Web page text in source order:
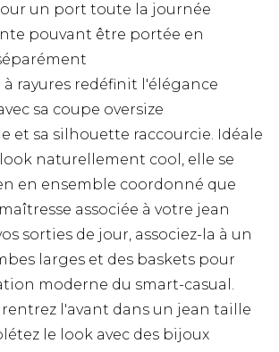
un port toute la journée
pouvant être portée en
rayures redéfinit l'élégance
sa coupe oversize
et sa silhouette raccourcie. Idéale
naturellement cool, elle se
en ensemble coordonné que
associée à votre jean
sorties de jour, associez-la à un
larges et des baskets pour
moderne du smart-casual.
rentrez l'avant dans un jean taille
le look avec des bijoux